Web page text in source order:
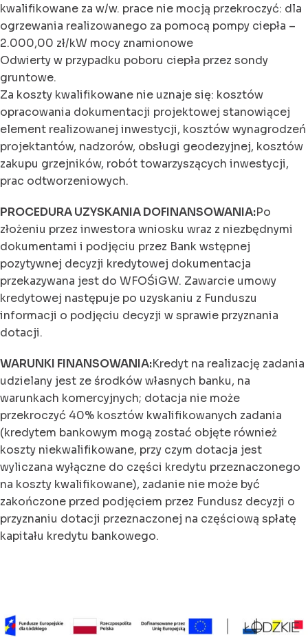
kwalifikowane za w/w. prace nie mocją przekroczyć: dla
ogrzewania realizowanego za pomocą pompy ciepła –
2.000,00 zł/kW mocy znamionowe
Odwierty w przypadku poboru ciepła przez sondy
gruntowe.
Za koszty kwalifikowane nie uznaje się: kosztów
opracowania dokumentacji projektowej stanowiącej
element realizowanej inwestycji, kosztów wynagrodzeń
projektantów, nadzorów, obsługi geodezyjnej, kosztów
zakupu grzejników, robót towarzyszących inwestycji,
prac odtworzeniowych.
PROCEDURA UZYSKANIA DOFINANSOWANIA:Po
złożeniu przez inwestora wniosku wraz z niezbędnymi
dokumentami i podjęciu przez Bank wstępnej
pozytywnej decyzji kredytowej dokumentacja
przekazywana jest do WFOŚiGW. Zawarcie umowy
kredytowej następuje po uzyskaniu z Funduszu
informacji o podjęciu decyzji w sprawie przyznania
dotacji.
WARUNKI FINANSOWANIA:Kredyt na realizację zadania
udzielany jest ze środków własnych banku, na
warunkach komercyjnych; dotacja nie może
przekroczyć 40% kosztów kwalifikowanych zadania
(kredytem bankowym mogą zostać objęte również
koszty niekwalifikowane, przy czym dotacja jest
wyliczana wyłączne do części kredytu przeznaczonego
na koszty kwalifikowane), zadanie nie może być
zakończone przed podjęciem przez Fundusz decyzji o
przyznaniu dotacji przeznaczonej na częściową spłatę
kapitału kredytu bankowego.